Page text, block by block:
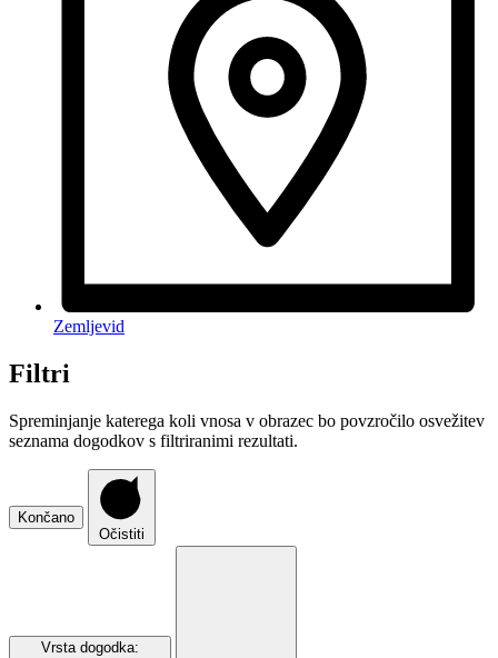
Zemljevid
Filtri
Spreminjanje katerega koli vnosa v obrazec bo povzročilo osvežitev
seznama dogodkov s filtriranimi rezultati.
Končano
Očistiti
Vrsta dogodka: